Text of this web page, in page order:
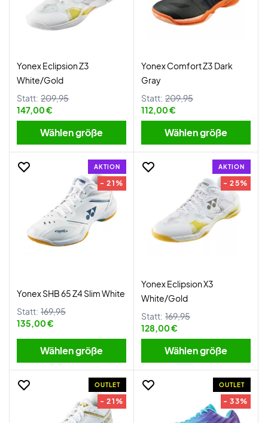
Yonex Eclipsion Z3
White/Gold
Statt: 209,95
147,00 €
Wählen größe
Yonex Comfort Z3 Dark
Gray
Statt: 209,95
112,00 €
Wählen größe
AKTION
- 21%
Yonex SHB 65 Z4 Slim White
Statt: 169,95
135,00 €
Wählen größe
AKTION
- 25%
Yonex Eclipsion X3
White/Gold
Statt: 169,95
128,00 €
Wählen größe
OUTLET
- 21%
OUTLET
- 33%